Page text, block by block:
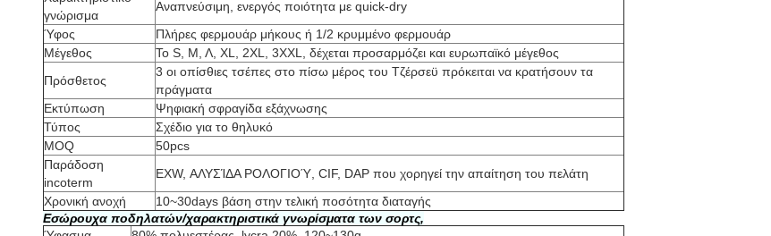
γνώρισμα
Αναπνεύσιμη, ενεργός ποιότητα με quick-dry
Ύφος
Πλήρες φερμουάρ μήκους ή 1/2 κρυμμένο φερμουάρ
Μέγεθος
Το S, Μ, Λ, XL, 2XL, 3XXL, δέχεται προσαρμόζει και ευρωπαϊκό μέγεθος
Πρόσθετος
3 οι οπίσθιες τσέπες στο πίσω μέρος του Τζέρσεϋ πρόκειται να κρατήσουν τα
πράγματα
Εκτύπωση
Ψηφιακή σφραγίδα εξάχνωσης
Τύπος
Σχέδιο για το θηλυκό
MOQ
50pcs
Παράδοση
incoterm
EXW, ΑΛΥΣΊΔΑ ΡΟΛΟΓΙΟΎ, CIF, DAP που χορηγεί την απαίτηση του πελάτη
Χρονική ανοχή
10~30days βάση στην τελική ποσότητα διαταγής
Εσώρουχα ποδηλατών/χαρακτηριστικά γνωρίσματα των σορτς,